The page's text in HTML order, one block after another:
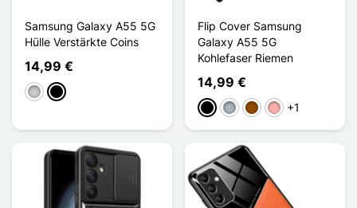
Samsung Galaxy A55 5G
Hülle Verstärkte Coins
14,99 €
Transparent
Noir Mat
Flip Cover Samsung
Galaxy A55 5G
Kohlefaser Riemen
14,99 €
Schwarz
GrauBraunRoségold
+1